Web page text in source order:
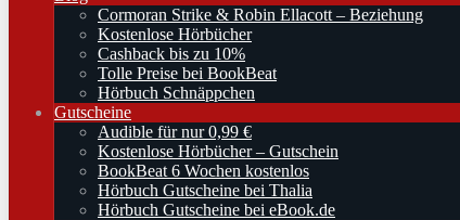
Cormoran Strike & Robin Ellacott – Beziehung
Kostenlose Hörbücher
Cashback bis zu 10%
Tolle Preise bei BookBeat
Hörbuch Schnäppchen
Gutscheine
Audible für nur 0,99 €
Kostenlose Hörbücher – Gutschein
BookBeat 6 Wochen kostenlos
Hörbuch Gutscheine bei Thalia
Hörbuch Gutscheine bei eBook.de